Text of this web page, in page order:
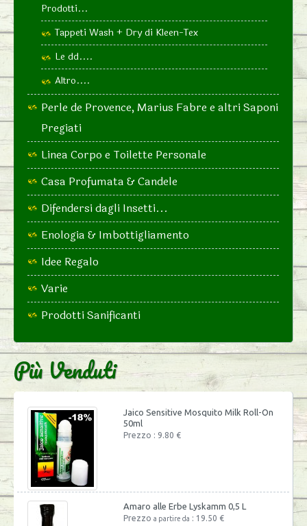
Prodotti...
Tappeti Wash + Dry di Kleen-Tex
Le dd....
Altro....
Perle de Provence, Marius Fabre e altri Saponi
Pregiati
Linea Corpo e Toilette Personale
Casa Profumata & Candele
Difendersi dagli Insetti...
Enologia & Imbottigliamento
Idee Regalo
Varie
Prodotti Sanificanti
Più Venduti
Jaico Sensitive Mosquito Milk Roll-On
50ml
Prezzo : 9.80 €
Amaro alle Erbe Lyskamm 0,5 L
Prezzoa partire da : 19.50 €